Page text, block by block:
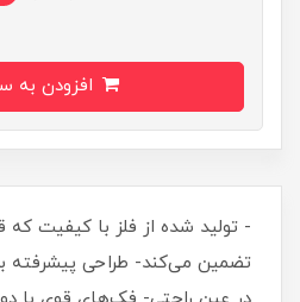
- تولید شده از فلز با کیفیت که
تضمین می‌کند- طراحی پیشرفته